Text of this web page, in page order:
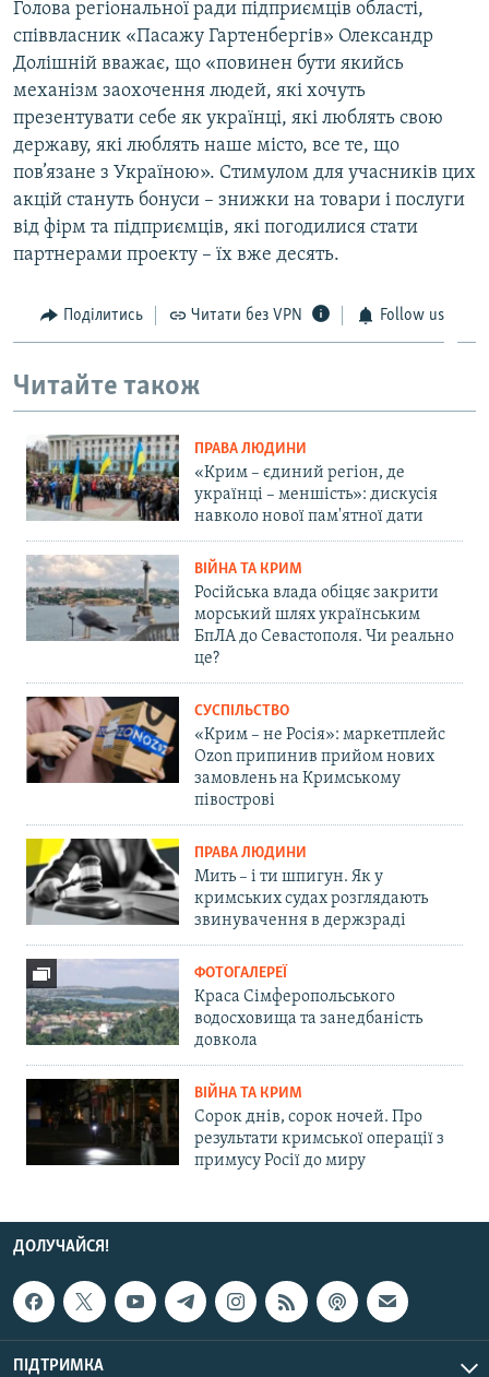
Голова регіональної ради підприємців області,
співвласник «Пасажу Гартенбергів» Олександр
Долішній вважає, що «повинен бути якийсь
механізм заохочення людей, які хочуть
презентувати себе як українці, які люблять свою
державу, які люблять наше місто, все те, що
пов’язане з Україною». Стимулом для учасників цих
акцій стануть бонуси – знижки на товари і послуги
від фірм та підприємців, які погодилися стати
партнерами проекту – їх вже десять.
Поділитись Читати без VPN Follow us
Читайте також
ПРАВА ЛЮДИНИ
«Крим – єдиний регіон, де
українці – меншість»: дискусія
навколо нової пам'ятної дати
ВІЙНА ТА КРИМ
Російська влада обіцяє закрити
морський шлях українським
БпЛА до Севастополя. Чи реально
це?
СУСПІЛЬСТВО
«Крим – не Росія»: маркетплейс
Ozon припинив прийом нових
замовлень на Кримському
півострові
ПРАВА ЛЮДИНИ
Мить – і ти шпигун. Як у
кримських судах розглядають
звинувачення в держзраді
ФОТОГАЛЕРЕЇ
Краса Сімферопольського
водосховища та занедбаність
довкола
ВІЙНА ТА КРИМ
Сорок днів, сорок ночей. Про
результати кримської операції з
примусу Росії до миру
ДОЛУЧАЙСЯ!
ПІДТРИМКА